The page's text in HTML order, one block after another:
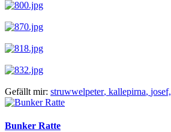
Gefällt mir: struwwelpeter, kallepirna, josef,
Bunker Ratte